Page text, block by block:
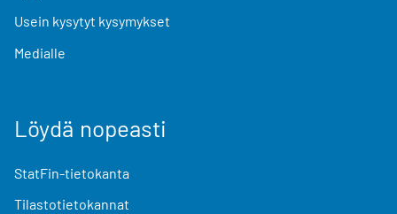
Usein kysytyt kysymykset
Medialle
Löydä nopeasti
StatFin-tietokanta
Tilastotietokannat